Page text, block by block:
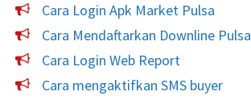
Cara Login Apk Market Pulsa
Cara Mendaftarkan Downline Pulsa
Cara Login Web Report
Cara mengaktifkan SMS buyer